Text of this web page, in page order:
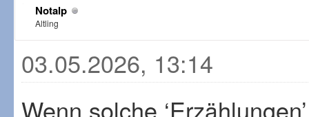
Notalp
Altling
03.05.2026, 13:14
Wenn solche